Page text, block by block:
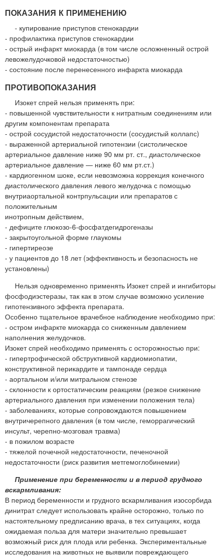
ПОКАЗАНИЯ К ПРИМЕНЕНИЮ
- купирование приступов стенокардии
- профилактика приступов стенокардии
- острый инфаркт миокарда (в том числе осложненный острой
левожелудочковой недостаточностью)
- состояние после перенесенного инфаркта миокарда
ПРОТИВОПОКАЗАНИЯ
Изокет спрей нельзя применять при:
- повышенной чувствительности к нитратным соединениям или
другим компонентам препарата
- острой сосудистой недостаточности (сосудистый коллапс)
- выраженной артериальной гипотензии (систолическое
артериальное давление ниже 90 мм рт. ст., диастолическое
артериальное давление — ниже 60 мм рт.ст.)
- кардиогенном шоке, если невозможна коррекция конечного
диастолического давления левого желудочка с помощью
внутриаортальной контрпульсации или препаратов с
положительным
инотропным действием,
- дефиците глюкозо-6-фосфатдегидрогеназы
- закрытоугольной форме глаукомы
- гипертиреозе
- у пациентов до 18 лет (эффективность и безопасность не
установлены)
Нельзя одновременно применять Изокет спрей и ингибиторы
фосфодиэстеразы, так как в этом случае возможно усиление
гипотензивного эффекта препарата.
Особенно тщательное врачебное наблюдение необходимо при:
- остром инфаркте миокарда со сниженным давлением
наполнения желудочков.
Изокет спрей необходимо применять с осторожностью при:
- гипертрофической обструктивной кардиомиопатии,
конструктивной перикардите и тампонаде сердца
- аортальном и/или митральном стенозе
- склонности к ортостатическим реакциям (резкое снижение
артериального давления при изменении положения тела)
- заболеваниях, которые сопровождаются повышением
внутричерепного давления (в том числе, геморрагический
инсульт, черепно-мозговая травма)
- в пожилом возрасте
- тяжелой почечной недостаточности, печеночной
недостаточности (риск развития метгемоглобинемии)
Применение при беременности и в период грудного
вскармливания:
В период беременности и грудного вскармливания изосорбида
динитрат следует использовать крайне осторожно, только по
настоятельному предписанию врача, в тех ситуациях, когда
ожидаемая польза для матери значительно превышает
возможный риск для плода или ребенка. Экспериментальные
исследования на животных не выявили повреждающего